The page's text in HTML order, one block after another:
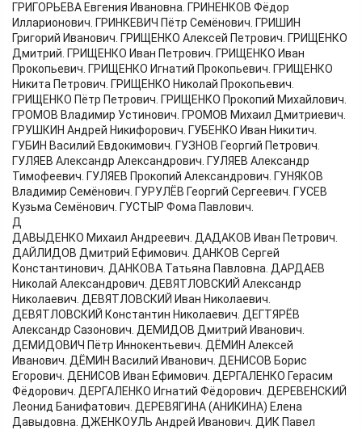
ГРИГОРЬЕВА Евгения Ивановна. ГРИНЕНКОВ Фёдор
Илларионович. ГРИНКЕВИЧ Пётр Семёнович. ГРИШИН
Григорий Иванович. ГРИЩЕНКО Алексей Петрович. ГРИЩЕНКО
Дмитрий. ГРИЩЕНКО Иван Петрович. ГРИЩЕНКО Иван
Прокопьевич. ГРИЩЕНКО Игнатий Прокопьевич. ГРИЩЕНКО
Никита Петрович. ГРИЩЕНКО Николай Прокопьевич.
ГРИЩЕНКО Пётр Петрович. ГРИЩЕНКО Прокопий Михайлович.
ГРОМОВ Владимир Устинович. ГРОМОВ Михаил Дмитриевич.
ГРУШКИН Андрей Никифорович. ГУБЕНКО Иван Никитич.
ГУБИН Василий Евдокимович. ГУЗНОВ Георгий Петрович.
ГУЛЯЕВ Александр Александрович. ГУЛЯЕВ Александр
Тимофеевич. ГУЛЯЕВ Прокопий Александрович. ГУНЯКОВ
Владимир Семёнович. ГУРУЛЁВ Георгий Сергеевич. ГУСЕВ
Кузьма Семёнович. ГУСТЫР Фома Павлович.
Д
ДАВЫДЕНКО Михаил Андреевич. ДАДАКОВ Иван Петрович.
ДАЙЛИДОВ Дмитрий Ефимович. ДАНКОВ Сергей
Константинович. ДАНКОВА Татьяна Павловна. ДАРДАЕВ
Николай Александрович. ДЕВЯТЛОВСКИЙ Александр
Николаевич. ДЕВЯТЛОВСКИЙ Иван Николаевич.
ДЕВЯТЛОВСКИЙ Константин Николаевич. ДЕГТЯРЁВ
Александр Сазонович. ДЕМИДОВ Дмитрий Иванович.
ДЕМИДОВИЧ Пётр Иннокентьевич. ДЁМИН Алексей
Иванович. ДЁМИН Василий Иванович. ДЕНИСОВ Борис
Егорович. ДЕНИСОВ Иван Ефимович. ДЕРГАЛЕНКО Герасим
Фёдорович. ДЕРГАЛЕНКО Игнатий Фёдорович. ДЕРЕВЕНСКИЙ
Леонид Банифатович. ДЕРЕВЯГИНА (АНИКИНА) Елена
Давыдовна. ДЖЕНКОУЛЬ Андрей Иванович. ДИК Павел